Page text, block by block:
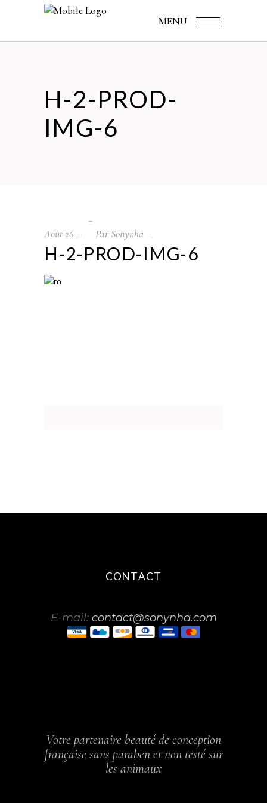
MENU
H-2-PROD-
IMG-6
Août26 Par Sonynha
H-2-PROD-IMG-6
CONTACT
E-mail: contact@sonynha.com
Votre partenaire beauté de conception
française sans paraben et non testé sur
les animaux